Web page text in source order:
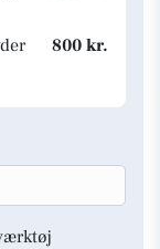
800 kr.